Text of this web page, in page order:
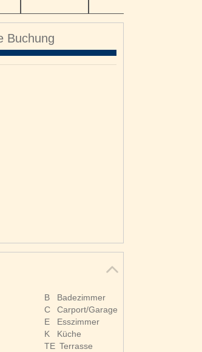
Buchung
B
Badezimmer
C
Carport/Garage
E
Esszimmer
K
Küche
TE Terrasse